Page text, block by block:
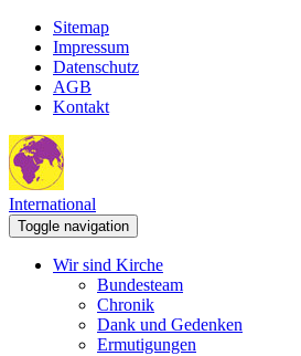
Sitemap
Impressum
Datenschutz
AGB
Kontakt
International
Toggle navigation
Wir sind Kirche
Bundesteam
Chronik
Dank und Gedenken
Ermutigungen